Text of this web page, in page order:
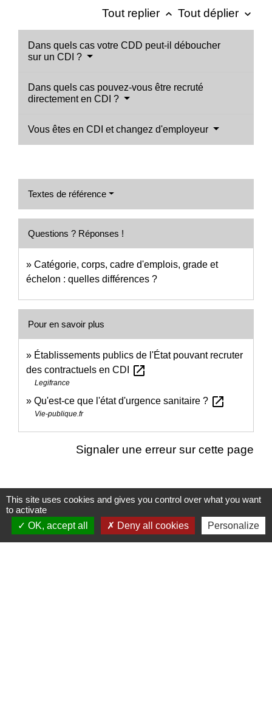
Tout replier keyboard_arrow_up Tout déplier keyboard_arrow_down
Dans quels cas votre CDD peut-il déboucher
sur un CDI ?
Dans quels cas pouvez-vous être recruté
directement en CDI ?
Vous êtes en CDI et changez d'employeur
Textes de référence
Questions ? Réponses !
Catégorie, corps, cadre d'emplois, grade et
échelon : quelles différences ?
Pour en savoir plus
Établissements publics de l'État pouvant recruter
des contractuels en CDI
open_in_new
Legifrance
Qu'est-ce que l'état d'urgence sanitaire ? open_in_new
Vie-publique.fr
Signaler une erreur sur cette page
Nous contacter
Commune de Puylaurens
This site uses cookies and gives you control over what you want
to activate
OK, accept all
Deny all cookies Personalize